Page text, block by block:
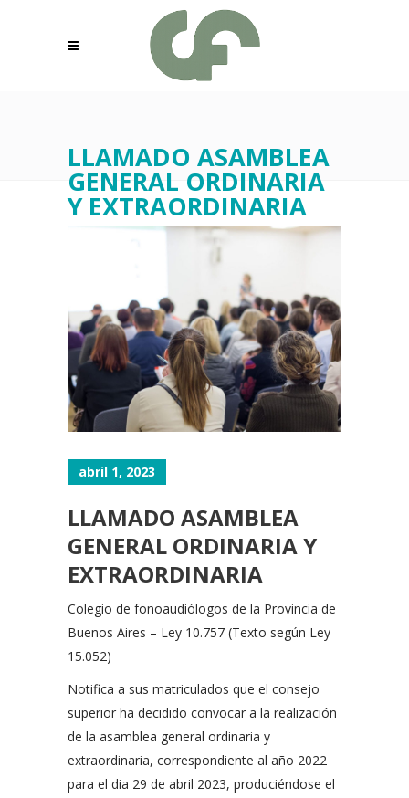
LLAMADO ASAMBLEA
GENERAL ORDINARIA
Y EXTRAORDINARIA
abril 1, 2023
LLAMADO ASAMBLEA
GENERAL ORDINARIA Y
EXTRAORDINARIA
Colegio de fonoaudiólogos de la Provincia de
Buenos Aires – Ley 10.757 (Texto según Ley
15.052)
Notifica a sus matriculados que el consejo
superior ha decidido convocar a la realización
de la asamblea general ordinaria y
extraordinaria, correspondiente al año 2022
para el dia 29 de abril 2023, produciéndose el